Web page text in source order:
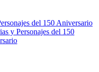
del 150 Aniversario
y Personajes del 150